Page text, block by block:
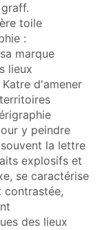
toile
:
marque
lieux
d'amener
y peindre
la lettre
explosifs et
se caractérise
contrastée,
des lieux